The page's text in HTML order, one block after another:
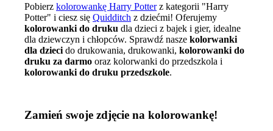
Pobierz kolorowankę Harry Potterz kategorii "Harry
Potter" i ciesz się Quidditch z dziećmi! Oferujemy
kolorowanki do druku dla dzieci z bajek i gier, idealne
dla dziewczyn i chłopców. Sprawdź nasze kolorwanki
dla dzieci do drukowania, drukowanki, kolorowanki do
druku za darmo oraz kolorwanki do przedszkola i
kolorowanki do druku przedszkole.
Zamień swoje zdjęcie na kolorowankę!